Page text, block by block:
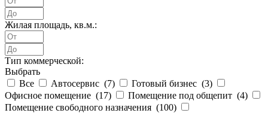
Жилая площадь, кв.м.:
Тип коммерческой:
Выбрать
Все
Автосервис (7) Готовый бизнес (3)
Офисное помещение (17) Помещение под общепит (4)
Помещение свободного назначения (100)